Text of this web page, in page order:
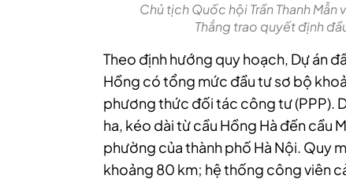
Chủ tịch Quốc hội Trần Thanh
Thắng trao quyết định
Theo định hướng quy hoạch, Dự án
Hồng có tổng mức đầu tư sơ bộ
phương thức đối tác công tư (PPP).
ha, kéo dài từ cầu Hồng Hà đến cầu
phường của thành phố Hà Nội. Quy
khoảng 80 km; hệ thống công viên